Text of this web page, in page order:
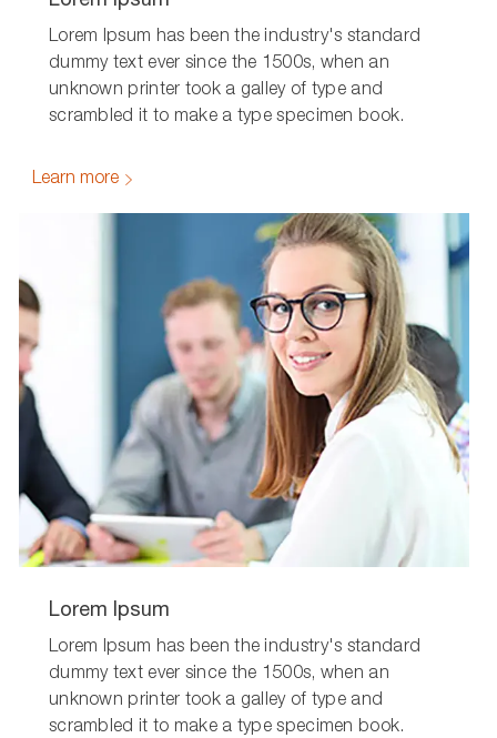
Lorem Ipsum has been the industry's standard
dummy text ever since the 1500s, when an
unknown printer took a galley of type and
scrambled it to make a type specimen book.
Learn more
Lorem Ipsum
Lorem Ipsum has been the industry's standard
dummy text ever since the 1500s, when an
unknown printer took a galley of type and
scrambled it to make a type specimen book.